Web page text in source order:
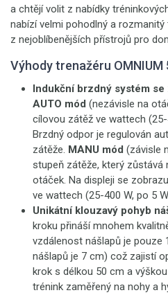
a chtějí volit z nabídky
nabízí velmi pohodlný a
z nejoblíbenějších přístrojů pro
Výhody trenažéru OMNIUM
Indukční brzdný systém se
AUTO mód (nezávisle na
cílovou zátěž ve wattech
Brzdný odpor je regulován
zátěže. MANU mód (závisle
stupeň zátěže, který zůstává
otáček. Na displeji se
ve wattech (25-400 W, po 5
Unikátní klouzavý pohyb
kroku přináší mnohem
vzdálenost nášlapů je pouze
nášlapů je 7 cm) což zajistí
krok s délkou 50 cm a
trénink zaměřený na nohy a